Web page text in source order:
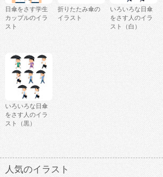
日傘をさす学生
カップルのイラ
スト
折りたたみ傘の
イラスト
いろいろな日傘
をさす人のイラ
スト（白）
いろいろな日傘
をさす人のイラ
スト（黒）
人気のイラスト